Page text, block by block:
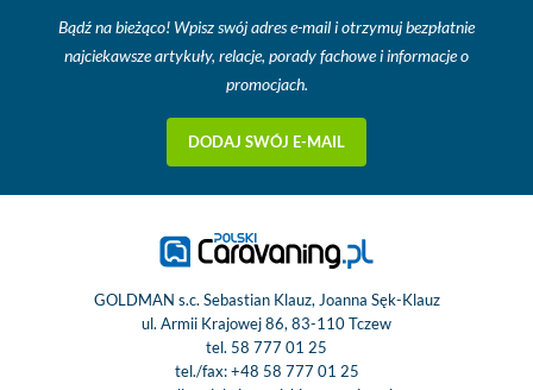
Bądź na bieżąco! Wpisz swój adres e-mail i otrzymuj bezpłatnie
najciekawsze artykuły, relacje, porady fachowe i informacje o
promocjach.
DODAJ SWÓJ E-MAIL
GOLDMAN s.c. Sebastian Klauz, Joanna Sęk-Klauz
ul. Armii Krajowej 86, 83-110 Tczew
tel. 58 777 01 25
tel./fax:+48 58 777 01 25